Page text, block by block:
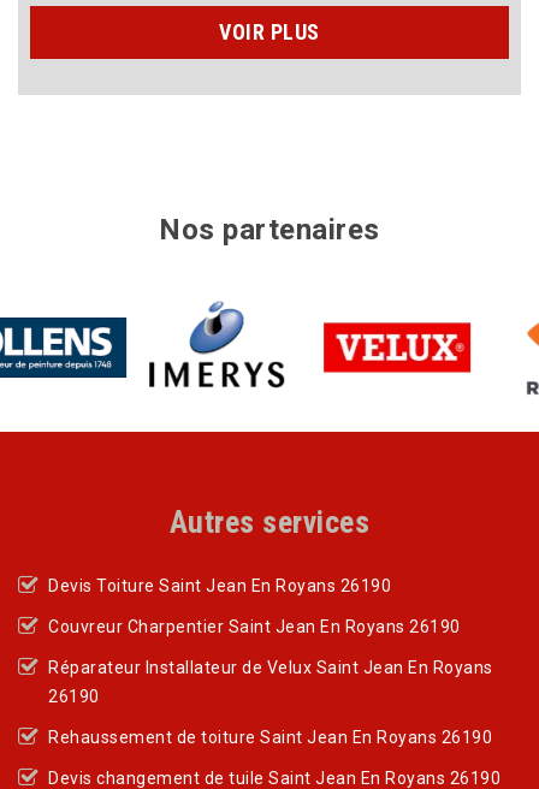
VOIR PLUS
Nos partenaires
Autres services
Devis Toiture Saint Jean En Royans 26190
Couvreur Charpentier Saint Jean En Royans 26190
Réparateur Installateur de Velux Saint Jean En Royans
26190
Rehaussement de toiture Saint Jean En Royans 26190
Devis changement de tuile Saint Jean En Royans 26190